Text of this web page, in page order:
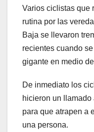
Varios ciclistas que
rutina por las
Baja se llevaron
recientes cuando
gigante en medio
De inmediato los
hicieron un
para que atrapen a
una persona.